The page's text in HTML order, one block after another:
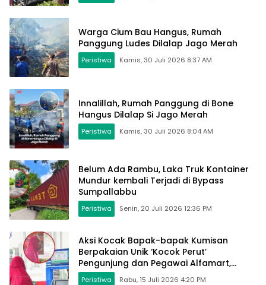
Warga Cium Bau Hangus, Rumah
Panggung Ludes Dilalap Jago Merah
Peristiwa Kamis, 30 Juli 2026 8:37 AM
Innalillah, Rumah Panggung di Bone
Hangus Dilalap Si Jago Merah
Peristiwa Kamis, 30 Juli 2026 8:04 AM
Belum Ada Rambu, Laka Truk Kontainer
Mundur kembali Terjadi di Bypass
Sumpallabbu
Peristiwa Senin, 20 Juli 2026 12:36 PM
Aksi Kocak Bapak-bapak Kumisan
Berpakaian Unik ‘Kocok Perut’
Pengunjung dan Pegawai Alfamart,
Ngaku Aktifkan Layar Sentuh Atm
Peristiwa Rabu, 15 Juli 2026 4:20 PM